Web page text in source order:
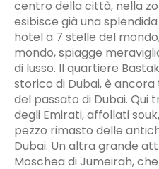
centro della città, nella
esibisce già una
hotel a 7 stelle del
mondo, spiagge
di lusso. Il quartiere
storico di Dubai, è
del passato di Dubai. Qui
degli Emirati, affollati
pezzo rimasto delle
Dubai. Un altra grande
Moschea di Jumeirah,